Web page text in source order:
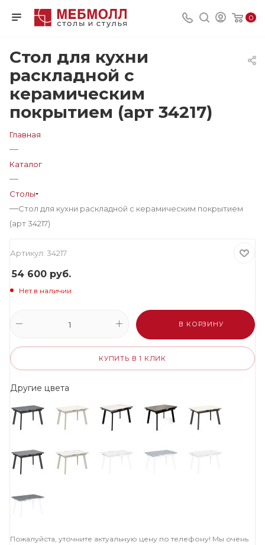
0
Стол для кухни
раскладной с
керамическим
покрытием (арт 34217)
Главная
—
Каталог
—
Столы
—Стол для кухни раскладной с керамическим покрытием
(арт 34217)
Артикул: 34217
54 600 руб.
Нет в наличии
В КОРЗИНУ
КУПИТЬ В 1 КЛИК
Другие цвета
Пожалуйста, уточните актуальную цену по телефону! Мы очень